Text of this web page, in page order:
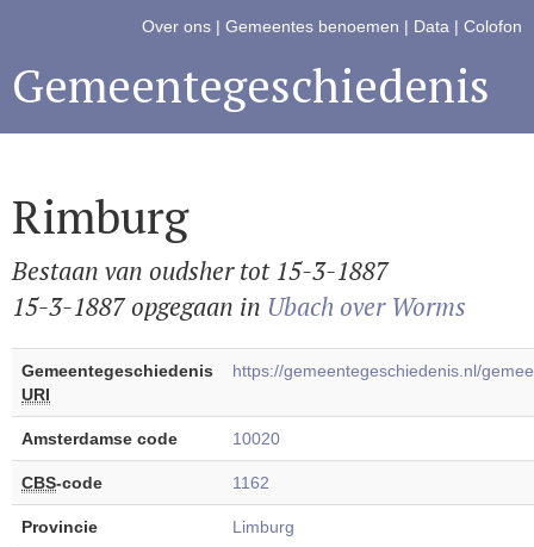
Over ons | Gemeentes benoemen | Data | Colofon
Gemeentegeschiedenis
Rimburg
Bestaan van oudsher tot 15-3-1887
15-3-1887 opgegaan in Ubach over Worms
Gemeentegeschiedenis
URI
https://gemeentegeschiedenis.nl/
Amsterdamse code 10020
CBS-code 1162
Provincie Limburg